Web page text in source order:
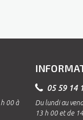
00 à
05 59 14
Du lundi au
13 h 00 et de